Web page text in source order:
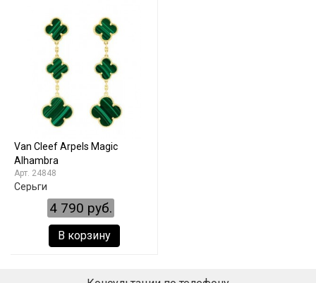
Van Cleef Arpels Magic
Alhambra
24848
Серьги
4 790 руб.
В корзину